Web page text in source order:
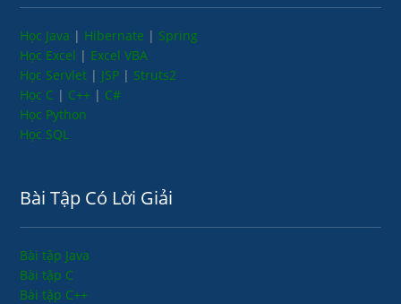
Học Java | Hibernate | Spring
Học Excel | Excel VBA
Học Servlet | JSP | Struts2
Học C | C++ | C#
Học Python
Học SQL
Bài Tập Có Lời Giải
Bài tập Java
Bài tập C
Bài tập C++